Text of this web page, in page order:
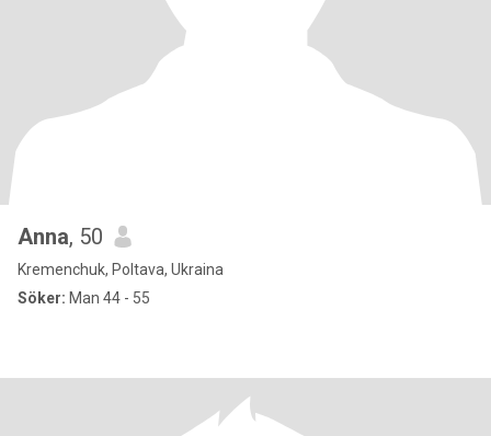
Anna, 50
Kremenchuk, Poltava, Ukraina
Söker: Man 44 - 55